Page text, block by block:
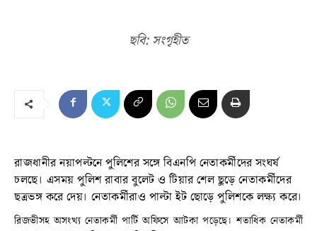
ছবি: সংগৃহীত
রাজধানীর নয়াপল্টনে পুলিশের সঙ্গে বিএনপি নেতাকর্মীদের সংঘর্ষ
চলছে। এসময় পুলিশ রাবার বুলেট ও টিয়ার শেল ছুড়ে নেতাকর্মীদের
ছত্রভঙ্গ করে দেয়। নেতাকর্মীরাও পাল্টা ইট ছোড়ে পুলিশকে লক্ষ্য করে।
রিজভীসহ অসংখ্য নেতাকর্মী পার্টি অফিসে আটকা পড়েছে। শতাধিক নেতাকর্মী